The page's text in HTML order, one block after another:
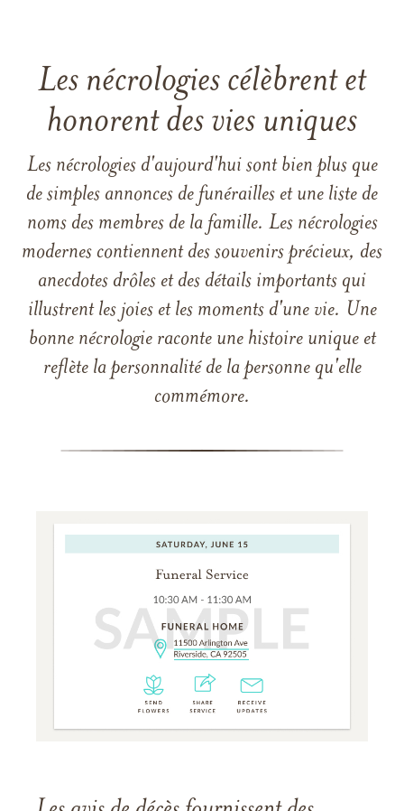
Les nécrologies célèbrent et
honorent des vies uniques
Les nécrologies d'aujourd'hui sont bien plus que
de simples annonces de funérailles et une liste de
noms des membres de la famille. Les nécrologies
modernes contiennent des souvenirs précieux, des
anecdotes drôles et des détails importants qui
illustrent les joies et les moments d'une vie. Une
bonne nécrologie raconte une histoire unique et
reflète la personnalité de la personne qu'elle
commémore.